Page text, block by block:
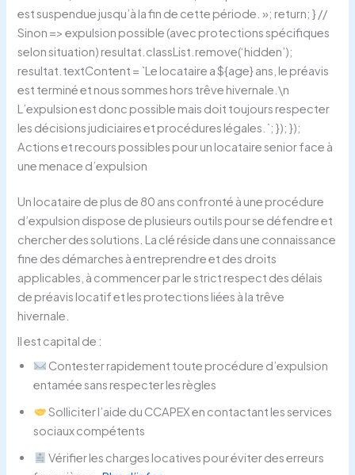
est suspendue jusqu’à la fin de cette période. »; return; } //
Sinon => expulsion possible (avec protections spécifiques
selon situation) resultat.classList.remove(‘hidden’);
resultat.textContent = `Le locataire a ${age} ans, le préavis
est terminé et nous sommes hors trêve hivernale.\n
L’expulsion est donc possible mais doit toujours respecter
les décisions judiciaires et procédures légales.`; }); });
Actions et recours possibles pour un locataire senior face à
une menace d’expulsion
Un locataire de plus de 80 ans confronté à une procédure
d’expulsion dispose de plusieurs outils pour se défendre et
chercher des solutions. La clé réside dans une connaissance
fine des démarches à entreprendre et des droits
applicables, à commencer par le strict respect des délais
de préavis locatif et les protections liées à la trêve
hivernale.
Il est capital de :
Contester rapidement toute procédure d’expulsion
entamée sans respecter les règles
Solliciter l’aide du CCAPEX en contactant les services
sociaux compétents
Vérifier les charges locatives pour éviter des erreurs